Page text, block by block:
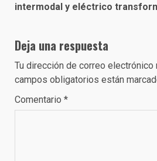
intermodal y eléctrico
Deja una respuesta
Tu dirección de correo electrónico
campos obligatorios están
Comentario *